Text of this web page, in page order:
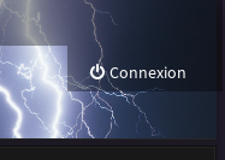
Connexion